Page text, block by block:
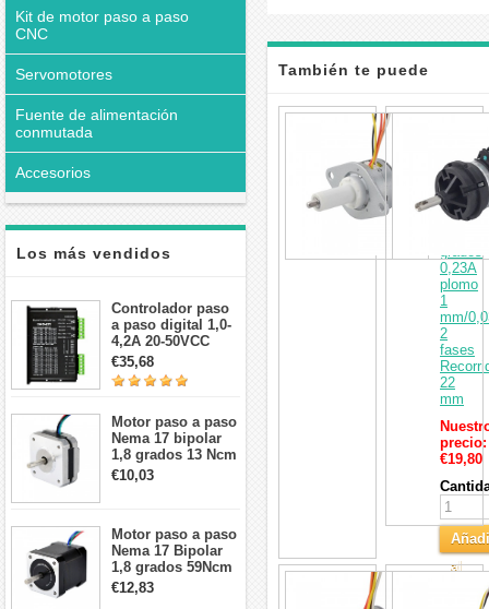
Kit de motor paso a paso
CNC
Servomotores
Fuente de alimentación
conmutada
Accesorios
Los más vendidos
Controlador paso
a paso digital 1,0-
4,2A 20-50VCC
para motor paso a
paso Nema 17, 23,
24
€35,68
Motor paso a paso
Nema 17 bipolar
1,8 grados 13 Ncm
1A 3,5 V
42x42x20mm 4
€10,03
Motor paso a paso
Nema 17 Bipolar
1,8 grados 59Ncm
2A 42x48mm 4
cables compatible
€12,83
También te puede
interesar
a
paso
lineal
cautivo
grados
0,23A
plomo
1
mm/
2
fases
22
mm
precio:
€19,80
al